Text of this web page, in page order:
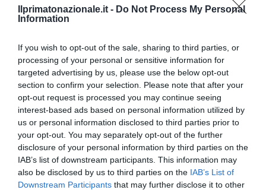
Ilprimatonazionale.it - Do Not Process My Personal
Information
If you wish to opt-out of the sale, sharing to third parties, or
processing of your personal or sensitive information for
targeted advertising by us, please use the below opt-out
section to confirm your selection. Please note that after your
opt-out request is processed you may continue seeing
interest-based ads based on personal information utilized by
us or personal information disclosed to third parties prior to
your opt-out. You may separately opt-out of the further
disclosure of your personal information by third parties on the
IAB’s list of downstream participants. This information may
also be disclosed by us to third parties on the IAB’s List of
Downstream Participants that may further disclose it to other
L’Anpi divora se stessa: la fabbrica delle scomuniche
esplode su Israele
5 Agosto 2026